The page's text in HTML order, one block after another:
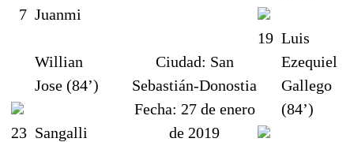
7 Juanmi
Willian
Jose (84’)
23 Sangalli
Ciudad: San
Sebastián-Donostia
Fecha: 27 de enero
de 2019
19 Luis
Ezequiel
Gallego
(84’)